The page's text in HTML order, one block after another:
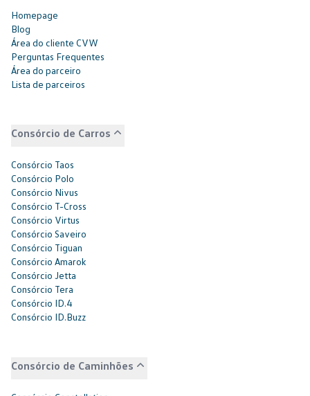
Homepage
Blog
Área do cliente CVW
Perguntas Frequentes
Área do parceiro
Lista de parceiros
Consórcio de Carros
Consórcio Taos
Consórcio Polo
Consórcio Nivus
Consórcio T-Cross
Consórcio Virtus
Consórcio Saveiro
Consórcio Tiguan
Consórcio Amarok
Consórcio Jetta
Consórcio Tera
Consórcio ID.4
Consórcio ID.Buzz
Consórcio de Caminhões